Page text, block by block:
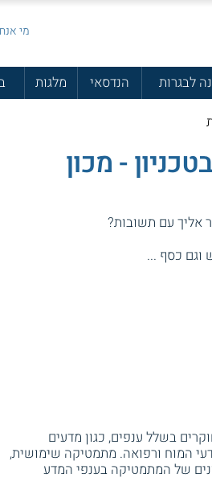
מי
לבגרות הנדסאי מלגות
- מכון
אליך עם תשובות?
וגם כסף ...
בשלל ענפים, כגון מדעים
המוח ורפואה. מתמטיקה שימושית,
של המתמטיקה בענפי המדע